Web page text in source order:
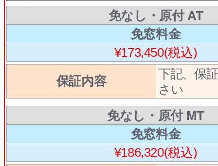
免なし・原付 AT
免窓料金
¥173,450(税込)
保証内容
下記、保
さい
免なし・原付 MT
免窓料金
¥186,320(税込)